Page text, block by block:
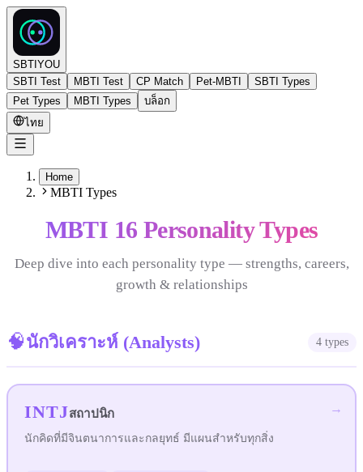
SBTIYOU
SBTI Test
MBTI Test CP Match Pet-MBTI
SBTI Types
Pet Types
MBTI Types
บล็อก
ไทย
Home
MBTI Types
MBTI 16 Personality Types
Deep dive into each personality type — strengths, careers,
growth & relationships
🧠นักวิเคราะห์ (Analysts) 4 types
INTJสถาปนิก
นักคิดที่มีจินตนาการและกลยุทธ์ มีแผนสำหรับทุกสิ่ง
→